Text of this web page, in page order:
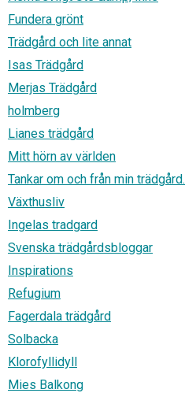
Fundera grönt
Trädgård och lite annat
Isas Trädgård
Merjas Trädgård
holmberg
Lianes trädgård
Mitt hörn av världen
Tankar om och från min trädgård.
Växthusliv
Ingelas tradgard
Svenska trädgårdsbloggar
Inspirations
Refugium
Fagerdala trädgård
Solbacka
Klorofyllidyll
Mies Balkong